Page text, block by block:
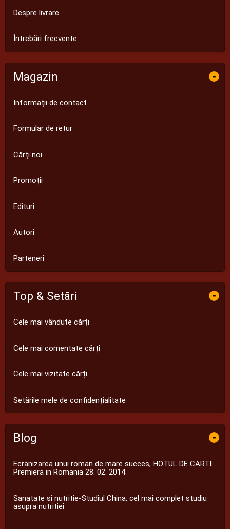
Despre livrare
Întrebări frecvente
Magazin -
Informații de contact
Formular de retur
Cărți noi
Promoții
Edituri
Autori
Parteneri
Top & Setări -
Cele mai vândute cărți
Cele mai comentate cărți
Cele mai vizitate cărți
Setările mele de confidențialitate
Blog -
Ecranizarea unui roman de mare succes, HOTUL DE CARTI.
Premiera in Romania 28. 02. 2014
Sanatate si nutritie-Studiul China, cel mai complet studiu
asupra nutritiei